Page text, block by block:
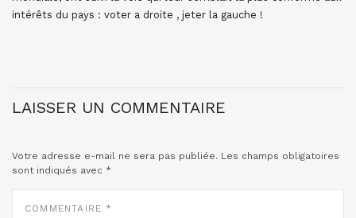
intérêts du pays : voter a droite , jeter la gauche !
LAISSER UN COMMENTAIRE
Votre adresse e-mail ne sera pas publiée. Les champs obligatoires
sont indiqués avec *